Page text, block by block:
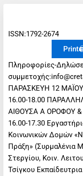
ISSN:1792-2674
Πληροφορίες-
ΠΑΡΑΣΚΕΥΗ 12
16.00-18.00
ΑΙΘΟΥΣΑ Α ΟΡΟΦΟΥ
16.00-17.30
Κοινωνικών Δομών
Πράξη» (Συρμαλένια
Στεργίου, Κοιν.
Τσίγκου